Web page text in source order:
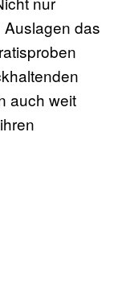
das
auch weit